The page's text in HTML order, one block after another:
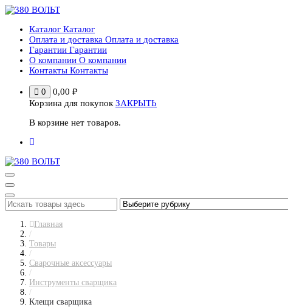
Перейти
содержимому
Каталог Каталог
Оплата и доставка Оплата и доставка
Гарантии Гарантии
О компании О компании
Контакты Контакты
0 0,00 ₽
Корзина для покупок ЗАКРЫТЬ
В корзине нет товаров.
Главная
/
Товары
/
Сварочные аксессуары
/
Инструменты сварщика
/
Клещи сварщика